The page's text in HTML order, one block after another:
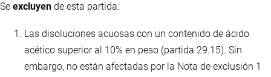
Se excluyen de esta partida:
Las disoluciones acuosas con un contenido de ácido
acético superior al 10% en peso (partida 29.15). Sin
embargo, no están afectadas por la Nota de exclusión 1